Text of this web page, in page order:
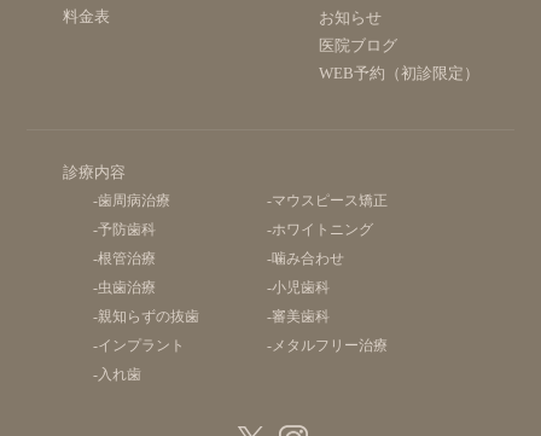
料金表
お知らせ
医院ブログ
WEB予約（初診限定）
診療内容
-歯周病治療
-予防歯科
-根管治療
-虫歯治療
-親知らずの抜歯
-インプラント
-入れ歯
-マウスピース矯正
-ホワイトニング
-噛み合わせ
-小児歯科
-審美歯科
-メタルフリー治療